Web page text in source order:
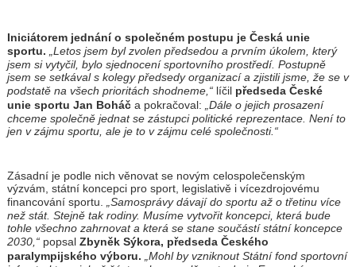
Iniciátorem jednání o společném postupu je Česká unie
sportu. „Letos jsem byl zvolen předsedou a prvním úkolem, který
jsem si vytyčil, bylo sjednocení sportovního prostředí. Postupně
jsem se setkával s kolegy předsedy organizací a zjistili jsme, že se v
podstatě na všech prioritách shodneme,“ líčil předseda České
unie sportu Jan Boháč a pokračoval: „Dále o jejich prosazení
chceme společně jednat se zástupci politické reprezentace. Není to
jen v zájmu sportu, ale je to v zájmu celé společnosti.“
Zásadní je podle nich věnovat se novým celospolečenským
výzvám, státní koncepci pro sport, legislativě i vícezdrojovému
financování sportu. „Samosprávy dávají do sportu až o třetinu více
než stát. Stejně tak rodiny. Musíme vytvořit koncepci, která bude
tohle všechno zahrnovat a která se stane součástí státní koncepce
2030,“ popsal Zbyněk Sýkora, předseda Českého
paralympijského výboru. „Mohl by vzniknout Státní fond sportovní